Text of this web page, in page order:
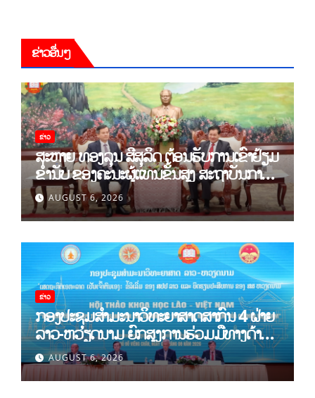
ຂ່າວອື່ນໆ
ຂ່າວ
ສະຫາຍ ທອງລຸນ ສີສຸລິດ ຕ້ອນຮັບການເຂົ້າຢ້ຽມ
ຂຳ່ນັບ ຂອງຄະນະຜູ້ແທນຂັ້ນສູງ ສະຖາບັນການ
ເມືອງແຫ່ງຊາດ ໂຮ່ຈີມິນ ແລະ ສະຖາບັນບັນດິດ
ວິທະຍາສາດສັງຄົມຫວຽດນາມ
AUGUST 6, 2026
ຂ່າວ
ກອງປະຊຸມສໍາມະນາວິທະຍາສາດສາກົນ 4 ຝ່າຍ
ລາວ-ຫວຽດນາມ ຍົກສູງການຮ່ວມມືທາງດ້ານ
ທິດສະດີ ແລະ ພຶດຕິກໍາ ລາວ-ຫວຽດນາມ ແນໃສ່
ສ້າງເສດຖະກິດເອກະລາດເປັນເຈົ້າຕົນເອງຢ່າງ
ເຂັ້ມແຂງ
AUGUST 6, 2026